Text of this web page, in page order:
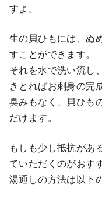
すよ。
生の貝ひもには、ぬ
すことができます。
それを水で洗い流し
きとればお刺身の完成
臭みもなく、貝ひも
だけます。
もしも少し抵抗があ
ていただくのがおす
湯通しの方法は以下